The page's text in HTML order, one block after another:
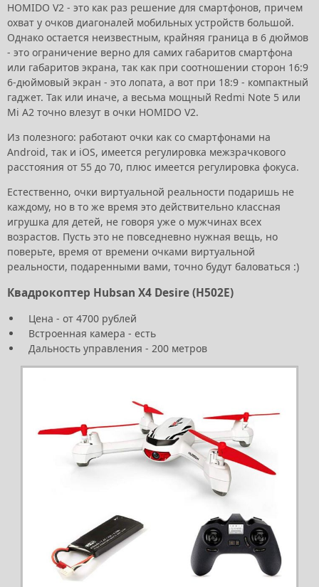
HOMIDO V2 - это как раз решение для смартфонов, причем
охват у очков диагоналей мобильных устройств большой.
Однако остается неизвестным, крайняя граница в 6 дюймов
- это ограничение верно для самих габаритов смартфона
или габаритов экрана, так как при соотношении сторон 16:9
6-дюймовый экран - это лопата, а вот при 18:9 - компактный
гаджет. Так или иначе, а весьма мощный Redmi Note 5 или
Mi A2 точно влезут в очки HOMIDO V2.
Из полезного: работают очки как со смартфонами на
Android, так и iOS, имеется регулировка межзрачкового
расстояния от 55 до 70, плюс имеется регулировка фокуса.
Естественно, очки виртуальной реальности подаришь не
каждому, но в то же время это действительно классная
игрушка для детей, не говоря уже о мужчинах всех
возрастов. Пусть это не повседневно нужная вещь, но
поверьте, время от времени очками виртуальной
реальности, подаренными вами, точно будут баловаться :)
Квадрокоптер Hubsan X4 Desire (H502E)
Цена - от 4700 рублей
Встроенная камера - есть
Дальность управления - 200 метров